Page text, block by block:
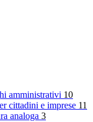
amministrativi 10
cittadini e imprese 11
analoga 3